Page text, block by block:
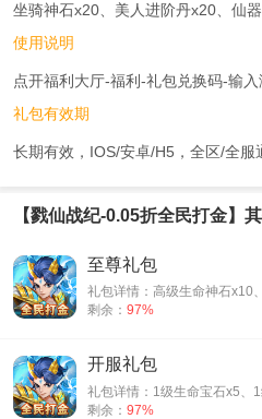
坐骑神石x20、美人进阶丹x20、仙
使用说明
点开福利大厅-福利-礼包兑换码-输
礼包有效期
长期有效，IOS/安卓/H5，全区/全服
【戮仙战纪-0.05折全民打金】
至尊礼包
剩余： 97%
开服礼包
剩余： 97%